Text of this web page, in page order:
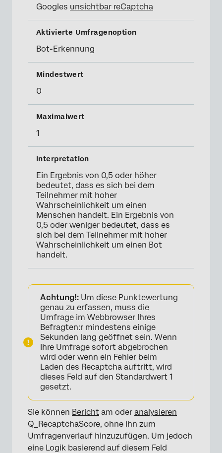
Googles unsichtbar reCaptcha
Bot-Erkennung
0
1
Ein Ergebnis von 0,5 oder höher
bedeutet, dass es sich bei dem
Teilnehmer mit hoher
Wahrscheinlichkeit um einen
Menschen handelt. Ein Ergebnis von
0,5 oder weniger bedeutet, dass es
sich bei dem Teilnehmer mit hoher
Wahrscheinlichkeit um einen Bot
handelt.
Achtung!: Um diese Punktewertung
genau zu erfassen, muss die
Umfrage im Webbrowser Ihres
Befragten:r mindestens einige
Sekunden lang geöffnet sein. Wenn
Ihre Umfrage sofort abgebrochen
wird oder wenn ein Fehler beim
Laden des Recaptcha auftritt, wird
dieses Feld auf den Standardwert 1
gesetzt.
Sie können Bericht am oder analysieren
Q_RecaptchaScore, ohne ihn zum
Umfragenverlauf hinzuzufügen. Um jedoch
eine Logik basierend auf diesem Feld